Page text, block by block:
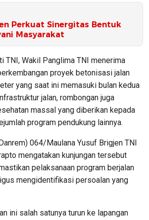
Perkuat Sinergitas Bentuk
Masyarakat
TNI, Wakil Panglima TNI menerima
proyek betonisasi jalan
yang saat ini memasuki bulan kedua
jalan, rombongan juga
massal yang diberikan kepada
program pendukung lainnya.
064/Maulana Yusuf Brigjen TNI
mengatakan kunjungan tersebut
pelaksanaan program berjalan
mengidentifikasi persoalan yang
ini salah satunya turun ke lapangan